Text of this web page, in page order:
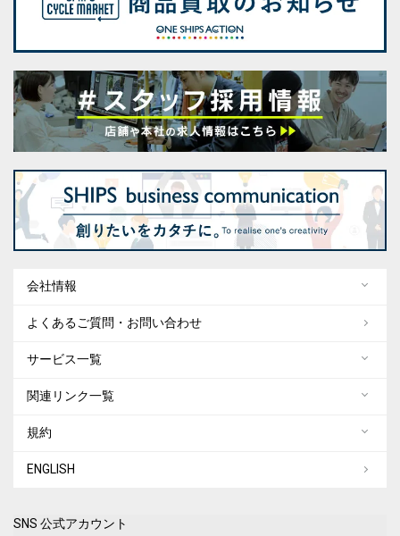
会社情報
よくあるご質問・お問い合わせ
サービス一覧
関連リンク一覧
規約
ENGLISH
SNS 公式アカウント